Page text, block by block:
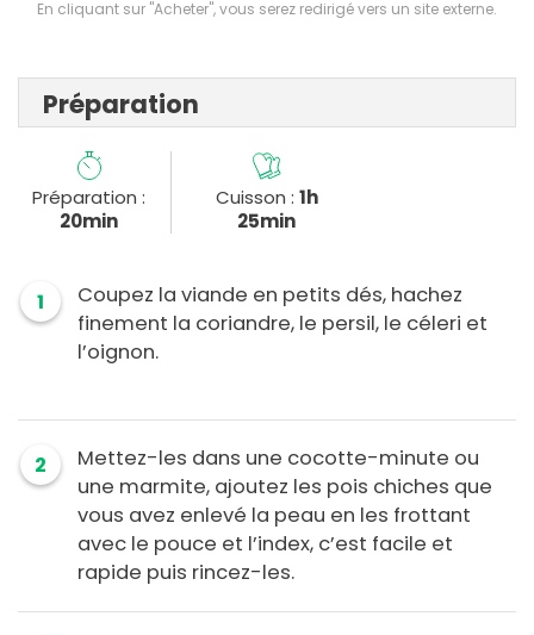
En cliquant sur "Acheter", vous serez redirigé vers un site externe.
Préparation
Préparation :
20min
Cuisson : 1h
25min
1
Coupez la viande en petits dés, hachez
finement la coriandre, le persil, le céleri et
l’oignon.
2
Mettez-les dans une cocotte-minute ou
une marmite, ajoutez les pois chiches que
vous avez enlevé la peau en les frottant
avec le pouce et l’index, c’est facile et
rapide puis rincez-les.